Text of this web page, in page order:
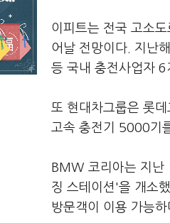
이피트는 전국 고소
어날 전망이다. 지난
등 국내 충전사업자
또 현대차그룹은 롯
고속 충전기 5000기
BMW 코리아는 지난
징 스테이션'을 개소
방문객이 이용 가능하